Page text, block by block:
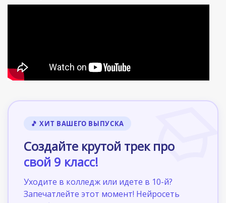
🎵 ХИТ ВАШЕГО ВЫПУСКА
Создайте крутой трек про
свой 9 класс!
Уходите в колледж или идете в 10-й?
Запечатлейте этот момент! Нейросеть